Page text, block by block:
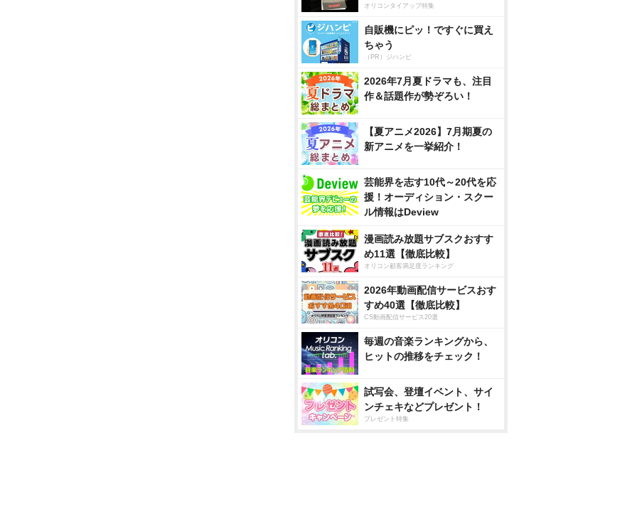
オリコンタイアップ特集
自販機にピッ！ですぐに買え
ちゃう
（PR）ジハンピ
2026年7月夏ドラマも、注目
作＆話題作が勢ぞろい！
【夏アニメ2026】7月期夏の
新アニメを一挙紹介！
芸能界を志す10代～20代を応
援！オーディション・スクー
ル情報はDeview
漫画読み放題サブスクおすす
め11選【徹底比較】
オリコン顧客満足度ランキング
2026年動画配信サービスおす
すめ40選【徹底比較】
CS動画配信サービス20選
毎週の音楽ランキングから、
ヒットの推移をチェック！
試写会、登壇イベント、サイ
ンチェキなどプレゼント！
プレゼント特集